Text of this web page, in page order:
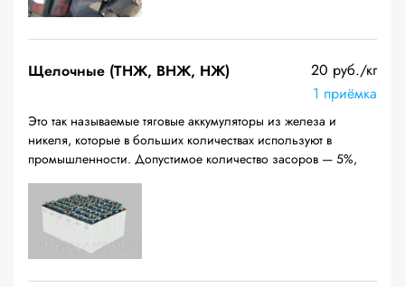
Щелочные (ТНЖ, ВНЖ, НЖ)
20 руб./кг
1 приёмка
Это так называемые тяговые аккумуляторы из железа и
никеля, которые в больших количествах используют в
промышленности. Допустимое количество засоров — 5%,